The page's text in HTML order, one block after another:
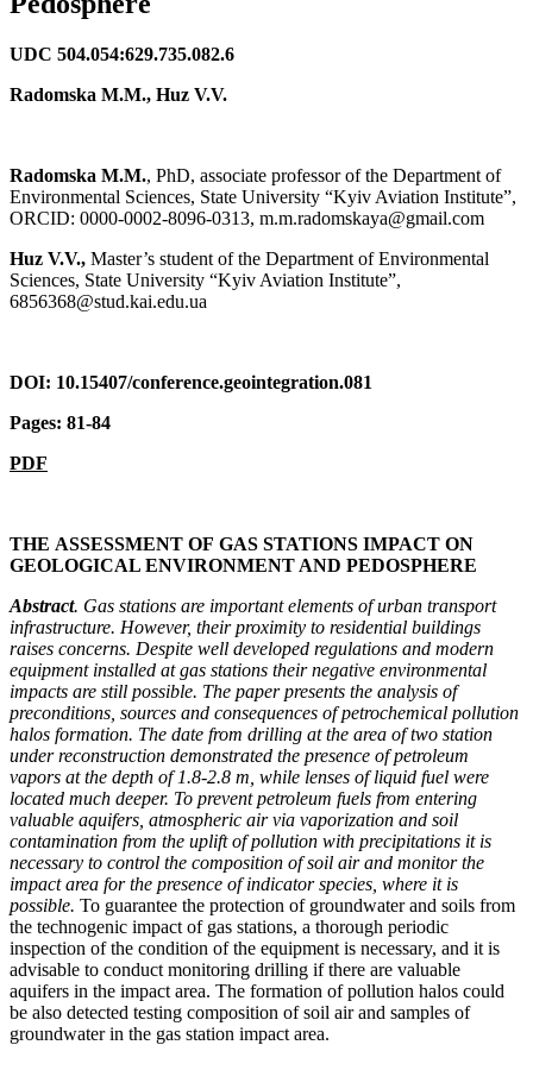
UDC 504.054:629.735.082.6
Radomska M.M., Huz V.V.
Radomska M.M., PhD, associate professor of the Department of
Environmental Sciences, State University “Kyiv Aviation Institute”,
ORCID: 0000-0002-8096-0313, m.m.radomskaya@gmail.com
Huz V.V., Master’s student of the Department of Environmental
Sciences, State University “Kyiv Aviation Institute”,
6856368@stud.kai.edu.ua
DOI: 10.15407/conference.geointegration.081
Pages: 81-84
PDF
THE ASSESSMENT OF GAS STATIONS IMPACT ON
GEOLOGICAL ENVIRONMENT AND PEDOSPHERE
Abstract. Gas stations are important elements of urban transport
infrastructure. However, their proximity to residential buildings
raises concerns. Despite well developed regulations and modern
equipment installed at gas stations their negative environmental
impacts are still possible. The paper presents the analysis of
preconditions, sources and consequences of petrochemical pollution
halos formation. The date from drilling at the area of two station
under reconstruction demonstrated the presence of petroleum
vapors at the depth of 1.8-2.8 m, while lenses of liquid fuel were
located much deeper. To prevent petroleum fuels from entering
valuable aquifers, atmospheric air via vaporization and soil
contamination from the uplift of pollution with precipitations it is
necessary to control the composition of soil air and monitor the
impact area for the presence of indicator species, where it is
possible. To guarantee the protection of groundwater and soils from
the technogenic impact of gas stations, a thorough periodic
inspection of the condition of the equipment is necessary, and it is
advisable to conduct monitoring drilling if there are valuable
aquifers in the impact area. The formation of pollution halos could
be also detected testing composition of soil air and samples of
groundwater in the gas station impact area.